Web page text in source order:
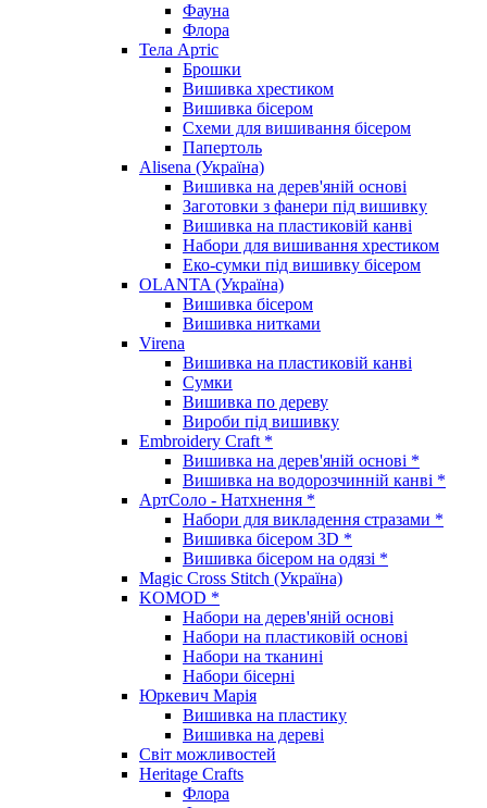
Фауна
Флора
Тела Артіс
Брошки
Вишивка хрестиком
Вишивка бісером
Схеми для вишивання бісером
Папертоль
Alisena (Україна)
Вишивка на дерев'яній основі
Заготовки з фанери під вишивку
Вишивка на пластиковій канві
Набори для вишивання хрестиком
Еко-сумки під вишивку бісером
OLANTA (Україна)
Вишивка бісером
Вишивка нитками
Virena
Вишивка на пластиковій канві
Сумки
Вишивка по дереву
Вироби під вишивку
Embroidery Craft *
Вишивка на дерев'яній основі *
Вишивка на водорозчинній канві *
АртСоло - Натхнення *
Набори для викладення стразами *
Вишивка бісером 3D *
Вишивка бісером на одязі *
Magic Cross Stitch (Україна)
KOMOD *
Набори на дерев'яній основі
Набори на пластиковій основі
Набори на тканині
Набори бісерні
Юркевич Марія
Вишивка на пластику
Вишивка на дереві
Світ можливостей
Heritage Crafts
Флора